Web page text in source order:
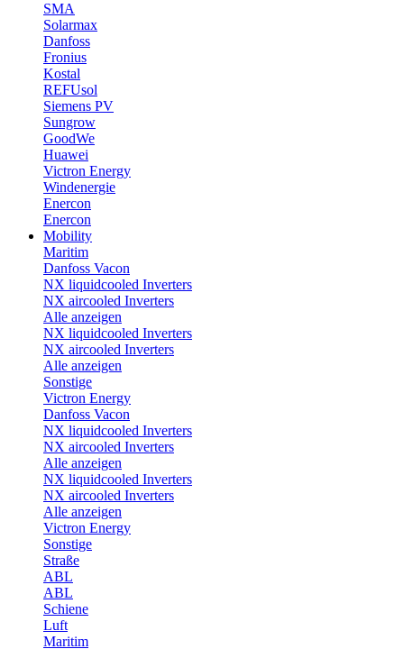
SMA
Solarmax
Danfoss
Fronius
Kostal
REFUsol
Siemens PV
Sungrow
GoodWe
Huawei
Victron Energy
Windenergie
Enercon
Enercon
Mobility
Maritim
Danfoss Vacon
NX liquidcooled Inverters
NX aircooled Inverters
Alle anzeigen
NX liquidcooled Inverters
NX aircooled Inverters
Alle anzeigen
Sonstige
Victron Energy
Danfoss Vacon
NX liquidcooled Inverters
NX aircooled Inverters
Alle anzeigen
NX liquidcooled Inverters
NX aircooled Inverters
Alle anzeigen
Victron Energy
Sonstige
Straße
ABL
ABL
Schiene
Luft
Maritim